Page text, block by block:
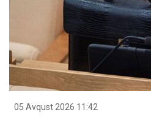
05 Avqust 2026 11:42